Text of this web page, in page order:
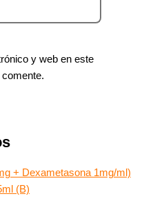
y web en este